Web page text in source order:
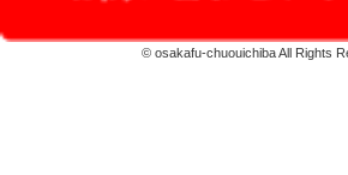
© osakafu-chuouichiba All Rights